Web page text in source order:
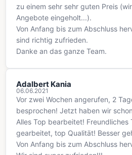
zu einem sehr sehr guten Preis
Angebote eingeholt...).
Von Anfang bis zum Abschluss
sind richtig zufrieden.
Danke an das ganze Team.
Adalbert Kania
06.06.2021
Vor zwei Wochen angerufen, 2
besprochen! Jetzt haben wir
Alles Top bearbeitet! Freundliches
gearbeitet, top Qualität! Besser
Von Anfang bis zum Abschluss